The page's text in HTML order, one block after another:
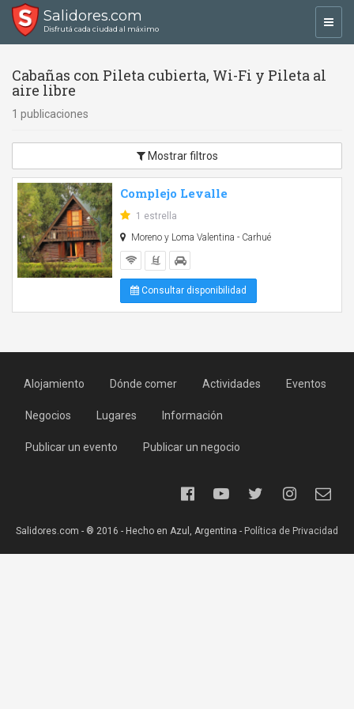
Salidores.com
Disfrutá cada ciudad al máximo
Cabañas con Pileta cubierta, Wi-Fi y Pileta al
aire libre
1 publicaciones
Mostrar filtros
Complejo Levalle
1 estrella
Moreno y Loma Valentina - Carhué
Consultar disponibilidad
Alojamiento Dónde comer Actividades Eventos
Negocios Lugares Información
Publicar un evento Publicar un negocio
Salidores.com - ® 2016 - Hecho en Azul, Argentina - Política de Privacidad